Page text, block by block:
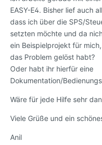
EASY-E4. Bisher lief auch
dass ich über die SPS/
setzten möchte und da
ein Beispielprojekt für
das Problem gelöst habt?
Oder habt ihr hierfür eine
Dokumentation/
Wäre für jede Hilfe sehr
Viele Grüße und ein
Anil